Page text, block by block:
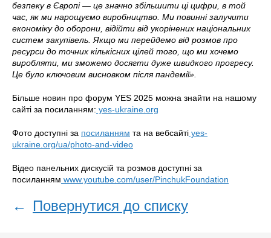
безпеку в Європі — це значно збільшити ці цифри, в той
час, як ми нарощуємо виробництво. Ми повинні залучити
економіку до оборони, відійти від укорінених національних
систем закупівель. Якщо ми перейдемо від розмов про
ресурси до точних кількісних цілей того, що ми хочемо
виробляти, ми зможемо досягти дуже швидкого прогресу.
Це було ключовим висновком після пандемії».
Більше новин про форум YES 2025 можна знайти на нашому
сайті за посиланням: yes-ukraine.org
Фото доступні за посиланням та на вебсайті yes-
ukraine.org/ua/photo-and-video
Відео панельних дискусій та розмов доступні за
посиланням www.youtube.com/user/PinchukFoundation
← Повернутися до списку